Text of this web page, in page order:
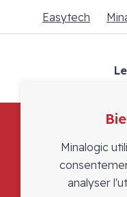
Easytech
Minalogic
analyser